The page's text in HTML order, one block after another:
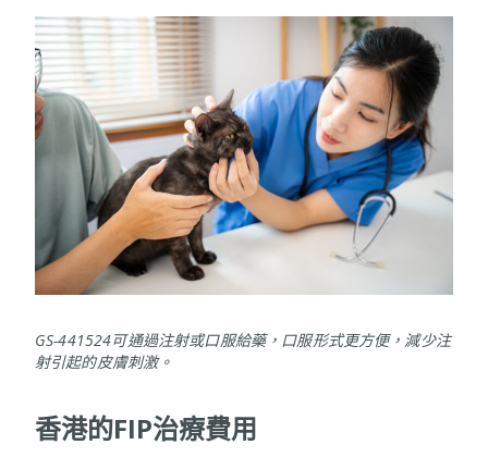
GS-441524可通過注射或口服給藥，口服形式更方便，減少注
射引起的皮膚刺激。
香港的FIP治療費用